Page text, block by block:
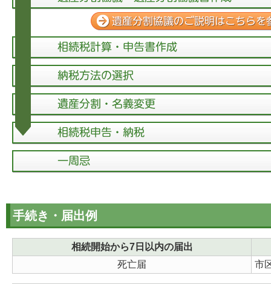
手続き・届出例
相続開始から7日以内の届出
死亡届
市